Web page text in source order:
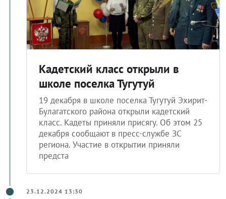
Кадетский класс открыли в
школе поселка Тугутуй
19 декабря в школе поселка Тугутуй Эхирит-
Булагатского района открыли кадетский
класс. Кадеты приняли присягу. Об этом 25
декабря сообщают в пресс-службе ЗС
региона. Участие в открытии приняли
предста
23.12.2024 13:30